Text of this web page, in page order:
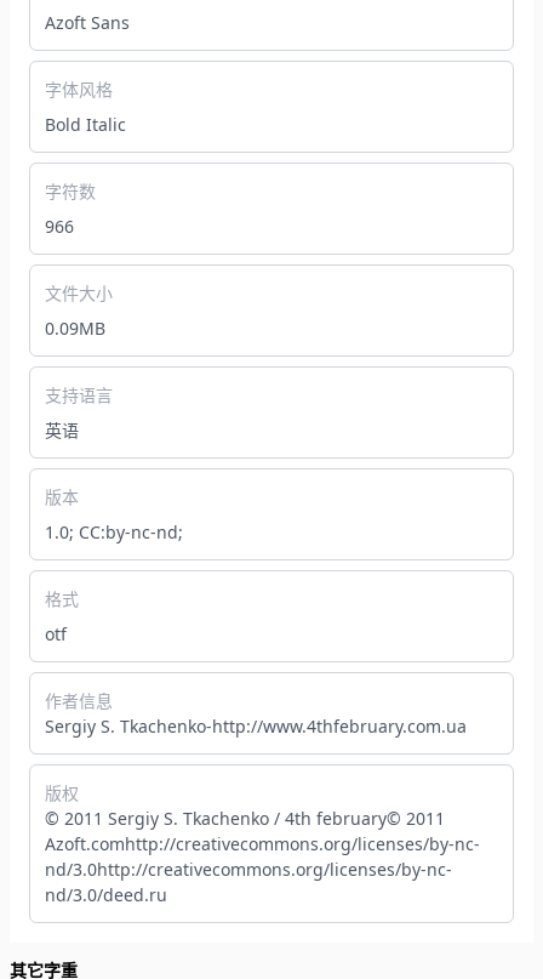
Azoft Sans
字体风格
Bold Italic
字符数
966
文件大小
0.09MB
支持语言
英语
版本
1.0; CC:by-nc-nd;
格式
otf
作者信息
Sergiy S. Tkachenko-http://www.4thfebruary.com.ua
版权
© 2011 Sergiy S. Tkachenko / 4th february© 2011
Azoft.comhttp://creativecommons.org/licenses/by-nc-
nd/3.0http://creativecommons.org/licenses/by-nc-
nd/3.0/deed.ru
其它字重